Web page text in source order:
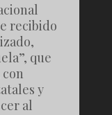
recibido
que
y
al